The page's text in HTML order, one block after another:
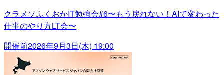
クラメソふくおかIT勉強会#6〜もう戻れない！AIで変わった
仕事のやり方LT会〜
開催前2026年9月3日(木) 19:00